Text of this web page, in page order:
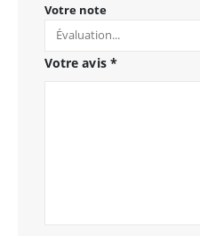
Votre note
Votre avis *